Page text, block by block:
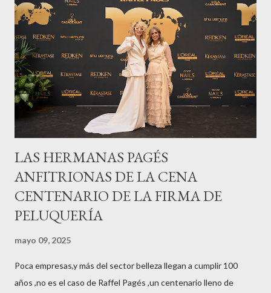
LAS HERMANAS PAGÉS
ANFITRIONAS DE LA CENA
CENTENARIO DE LA FIRMA DE
PELUQUERÍA
mayo 09, 2025
Poca empresas,y más del sector belleza llegan a cumplir 100
años ,no es el caso de Raffel Pagés ,un centenario lleno de